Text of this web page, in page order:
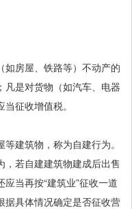
房屋、铁路等）不动产的
凡是对货物（如汽车、电器
征收增值税。
建筑物，称为自建行为。
若自建建筑物建成后出售
当再按“建筑业”征收一道
据具体情况确定是否征收营